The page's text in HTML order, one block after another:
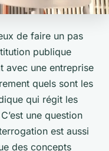
de faire un pas
publique
avec une entreprise
quels sont les
qui régit les
une question
est aussi
des concepts